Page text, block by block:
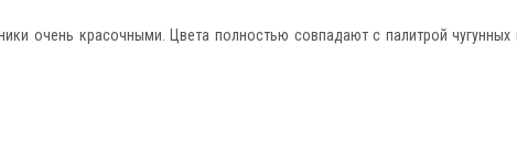
очень красочными. Цвета полностью совпадают с палитрой